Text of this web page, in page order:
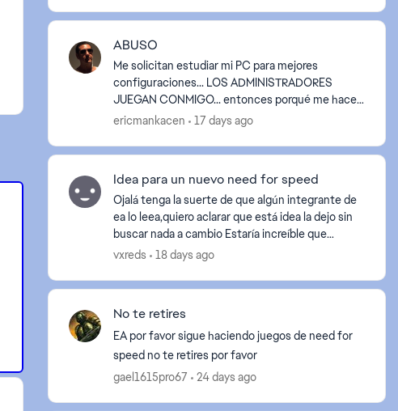
ABUSO
Me solicitan estudiar mi PC para mejores
configuraciones... LOS ADMINISTRADORES
JUEGAN CONMIGO... entonces porqué me hacen
más difícil a mi el juego que a los demás?...
ericmankacen 17 days ago
Idea para un nuevo need for speed
Ojalá tenga la suerte de que algún integrante de
ea lo leea,quiero aclarar que está idea la dejo sin
buscar nada a cambio Estaría increíble que
hicieran un need for speed basado en rápidos y
vxreds 18 days ago
No te retires
EA por favor sigue haciendo juegos de need for
speed no te retires por favor
gael1615pro67
24 days ago